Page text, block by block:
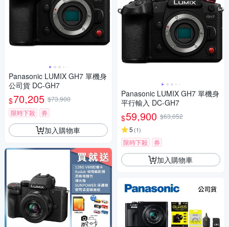
Panasonic LUMIX GH7 單機身
公司貨 DC-GH7
$70,205 $73,900
限時下殺
券
加入購物車
Panasonic LUMIX GH7 單機身
平行輸入 DC-GH7
$59,900 $63,052
5 (1)
限時下殺 券
加入購物車